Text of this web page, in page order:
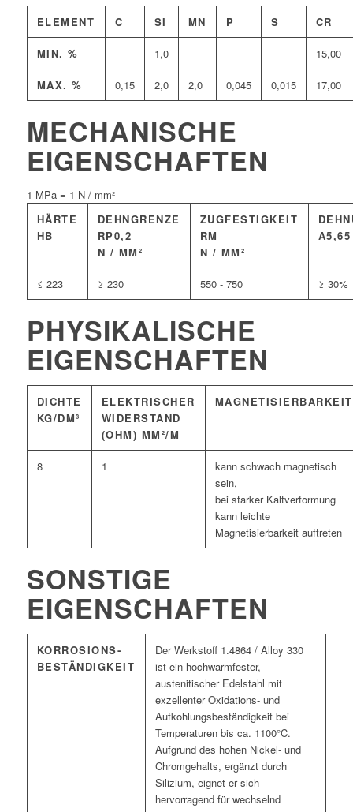
ELEMENT C SI MN P S CR
MIN. % 1,0 15,00
MAX. % 0,15 2,0 2,0 0,045 0,015 17,00
MECHANISCHE
EIGENSCHAFTEN
1 MPa = 1 N / mm²
HÄRTE
HB
DEHNGRENZE
RP0,2
N / MM²
ZUGFESTIGKEIT
RM
N / MM²
A5,65
≤ 223 ≥ 230 550 - 750 ≥ 30%
PHYSIKALISCHE
EIGENSCHAFTEN
DICHTE
KG/DM³
ELEKTRISCHER
WIDERSTAND
(OHM) MM²/M
MAGNETISIERBARKEIT
8 1
kann schwach magnetisch
sein,
bei starker Kaltverformung
kann leichte
Magnetisierbarkeit auftreten
SONSTIGE
EIGENSCHAFTEN
KORROSIONS­
BESTÄNDIGKEIT
Der Werkstoff 1.4864 / Alloy 330
ist ein hochwarmfester,
austenitischer Edelstahl mit
exzellenter Oxidations- und
Aufkohlungsbeständigkeit bei
Temperaturen bis ca. 1100°C.
Aufgrund des hohen Nickel- und
Chromgehalts, ergänzt durch
Silizium, eignet er sich
hervorragend für wechselnd